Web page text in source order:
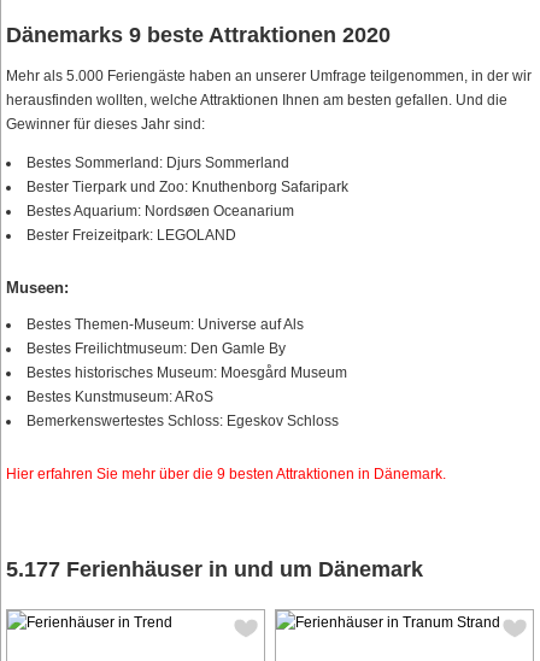
Dänemarks 9 beste Attraktionen 2020
Mehr als 5.000 Feriengäste haben an unserer Umfrage teilgenommen, in der wir
herausfinden wollten, welche Attraktionen Ihnen am besten gefallen. Und die
Gewinner für dieses Jahr sind:
Bestes Sommerland: Djurs Sommerland
Bester Tierpark und Zoo: Knuthenborg Safaripark
Bestes Aquarium: Nordsøen Oceanarium
Bester Freizeitpark: LEGOLAND
Museen:
Bestes Themen-Museum: Universe auf Als
Bestes Freilichtmuseum: Den Gamle By
Bestes historisches Museum: Moesgård Museum
Bestes Kunstmuseum: ARoS
Bemerkenswertestes Schloss: Egeskov Schloss
Hier erfahren Sie mehr über die 9 besten Attraktionen in Dänemark.
5.177 Ferienhäuser in und um Dänemark